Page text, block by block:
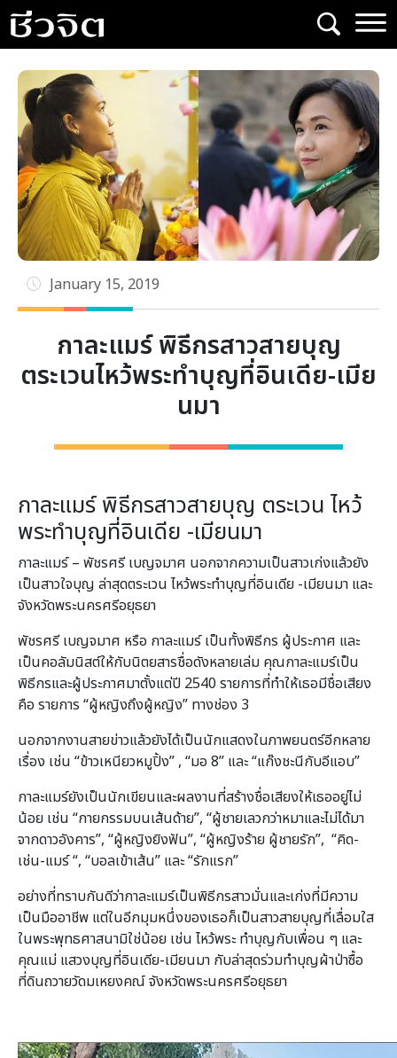
Skip
to
content
January 15, 2019
กาละแมร์ พิธีกรสาวสายบุญ
ตระเวนไหว้พระทำบุญที่อินเดีย-เมีย
นมา
กาละแมร์ พิธีกรสาวสายบุญ ตระเวน ไหว้
พระทำบุญที่อินเดีย -เมียนมา
กาละแมร์ – พัชรศรี เบญจมาศ นอกจากความเป็นสาวเก่งแล้วยัง
เป็นสาวใจบุญ ล่าสุดตระเวน ไหว้พระทำบุญที่อินเดีย -เมียนมา และ
จังหวัดพระนครศรีอยุธยา
พัชรศรี เบญจมาศ หรือ กาละแมร์ เป็นทั้งพิธีกร ผู้ประกาศ และ
เป็นคอลัมนิสต์ให้กับนิตยสารชื่อดังหลายเล่ม คุณกาละแมร์เป็น
พิธีกรและผู้ประกาศมาตั้งแต่ปี 2540 รายการที่ทำให้เธอมีชื่อเสียง
คือ รายการ “ผู้หญิงถึงผู้หญิง” ทางช่อง 3
นอกจากงานสายข่าวแล้วยังได้เป็นนักแสดงในภาพยนตร์อีกหลาย
เรื่อง เช่น “ข้าวเหนียวหมูปิ้ง” , “มอ 8” และ “แก๊งชะนีกับอีแอบ”
กาละแมร์ยังเป็นนักเขียนและผลงานที่สร้างชื่อเสียงให้เธออยู่ไม่
น้อย เช่น “กายกรรมบนเส้นด้าย”, “ผู้ชายเลวกว่าหมาและไม่ได้มา
จากดาวอังคาร”, “ผู้หญิงยิงฟัน”, “ผู้หญิงร้าย ผู้ชายรัก”, “คิด-
เช่น-แมร์ “, “บอลเข้าเส้น” และ “รักแรก”
อย่างที่ทราบกันดีว่ากาละแมร์เป็นพิธีกรสาวมั่นและเก่งที่มีความ
เป็นมืออาชีพ แต่ในอีกมุมหนึ่งของเธอก็เป็นสาวสายบุญที่เลื่อมใส
ในพระพุทธศาสนามิใช่น้อย เช่น ไหว้พระ ทำบุญกับเพื่อน ๆ และ
คุณแม่ แสวงบุญที่อินเดีย-เมียนมา กับล่าสุดร่วมทำบุญผ้าป่าซื้อ
ที่ดินถวายวัดมเหยงคณ์ จังหวัดพระนครศรีอยุธยา